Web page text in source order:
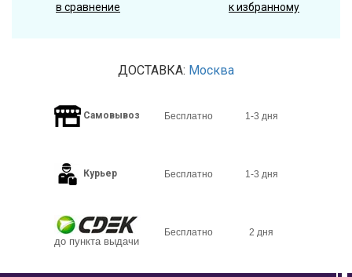
в сравнение
к избранному
ДОСТАВКА: Москва
Самовывоз Бесплатно 1-3 дня
Курьер Бесплатно 1-3 дня
до пункта выдачи
Бесплатно 2 дня